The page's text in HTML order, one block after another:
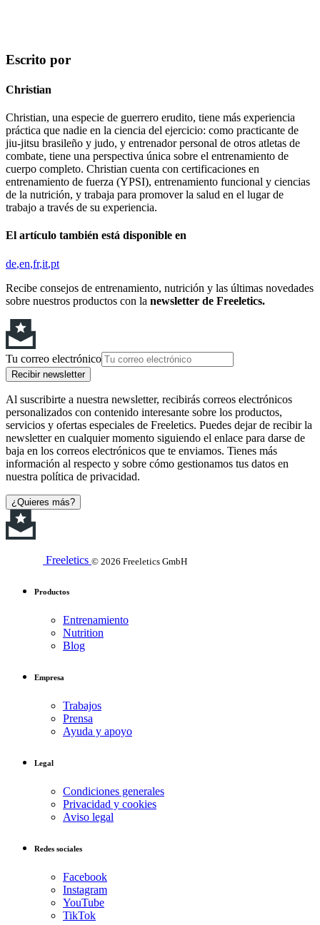
Escrito por
Christian
Christian, una especie de guerrero erudito, tiene más experiencia
práctica que nadie en la ciencia del ejercicio: como practicante de
jiu-jitsu brasileño y judo, y entrenador personal de otros atletas de
combate, tiene una perspectiva única sobre el entrenamiento de
cuerpo completo. Christian cuenta con certificaciones en
entrenamiento de fuerza (YPSI), entrenamiento funcional y ciencias
de la nutrición, y trabaja para promover la salud en el lugar de
trabajo a través de su experiencia.
El artículo también está disponible en
de en fr it pt
Recibe consejos de entrenamiento, nutrición y las últimas novedades
sobre nuestros productos con la newsletter de Freeletics.
Tu correo electrónico
Recibir newsletter
Al suscribirte a nuestra newsletter, recibirás correos electrónicos
personalizados con contenido interesante sobre los productos,
servicios y ofertas especiales de Freeletics. Puedes dejar de recibir la
newsletter en cualquier momento siguiendo el enlace para darse de
baja en los correos electrónicos que te enviamos. Tienes más
información al respecto y sobre cómo gestionamos tus datos en
nuestra política de privacidad.
¿Quieres más?
Freeletics © 2026 Freeletics GmbH
Productos
Entrenamiento
Nutrition
Blog
Empresa
Trabajos
Prensa
Ayuda y apoyo
Legal
Condiciones generales
Privacidad y cookies
Aviso legal
Redes sociales
Facebook
Instagram
YouTube
TikTok